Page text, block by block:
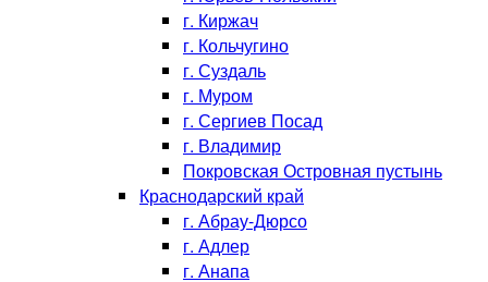
г. Киржач
г. Кольчугино
г. Суздаль
г. Муром
г. Сергиев Посад
г. Владимир
Покровская Островная пустынь
Краснодарский край
г. Абрау-Дюрсо
г. Адлер
г. Анапа